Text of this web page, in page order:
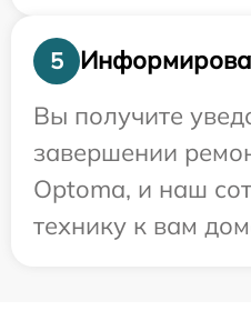
5
Вы получите
завершении
Optoma, и наш
технику к вам